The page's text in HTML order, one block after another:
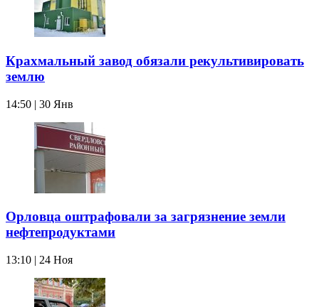
Крахмальный завод обязали рекультивировать
землю
14:50 | 30 Янв
Орловца оштрафовали за загрязнение земли
нефтепродуктами
13:10 | 24 Ноя